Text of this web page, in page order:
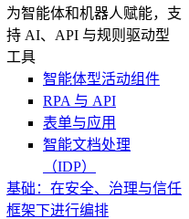
为智能体和机器人赋能，支
持 AI、API 与规则驱动型
工具
智能体型活动组件
RPA 与 API
表单与应用
智能文档处理
（IDP）
基础：在安全、治理与信任
框架下进行编排